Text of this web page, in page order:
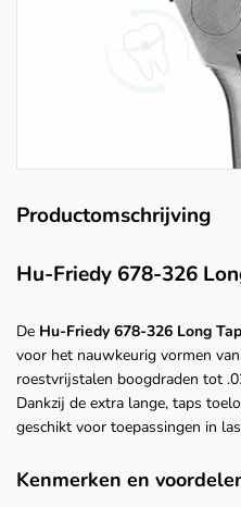
Productomschrijving
Hu‑Friedy 678‑326
De Hu‑Friedy 678‑326 Long
voor het nauwkeurig vormen
roestvrijstalen boogdraden tot
Dankzij de extra lange, taps
geschikt voor toepassingen in
Kenmerken en